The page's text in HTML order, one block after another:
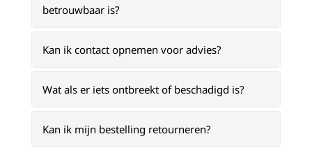
betrouwbaar is?
Kan ik contact opnemen voor advies?
Wat als er iets ontbreekt of beschadigd is?
Kan ik mijn bestelling retourneren?